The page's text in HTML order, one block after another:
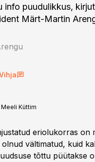
info puudulikkus,
Märt-Martin
Meeli Küttim
eriolukorras on
vältimatud, kuid
tõttu püütakse